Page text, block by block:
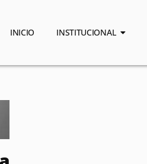
INICIO INSTITUCIONAL